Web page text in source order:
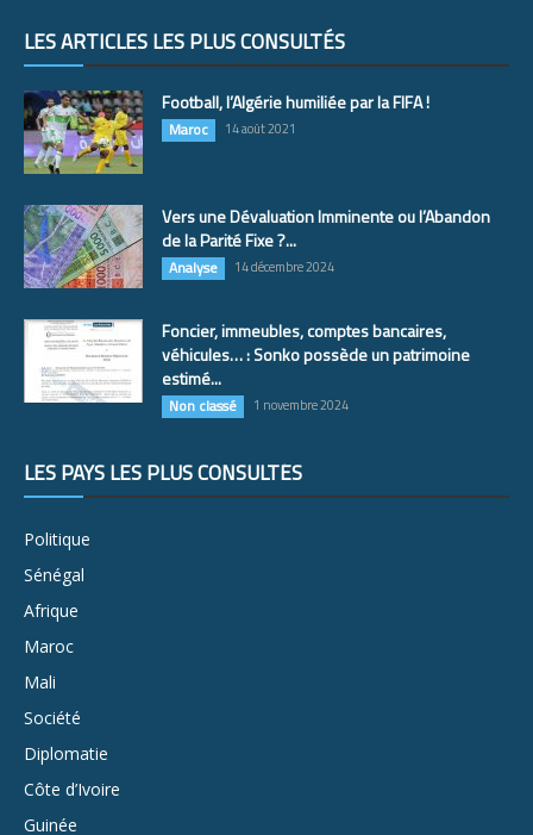
LES ARTICLES LES PLUS CONSULTÉS
Football, l’Algérie humiliée par la FIFA !
Maroc 14 août 2021
Vers une Dévaluation Imminente ou l’Abandon
de la Parité Fixe ?...
Analyse 14 décembre 2024
Foncier, immeubles, comptes bancaires,
véhicules… : Sonko possède un patrimoine
estimé...
Non classé 1 novembre 2024
LES PAYS LES PLUS CONSULTÉS
Politique
Sénégal
Afrique
Maroc
Mali
Société
Diplomatie
Côte d’Ivoire
Guinée